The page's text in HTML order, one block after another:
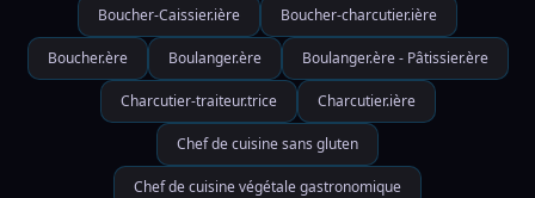
Boucher-Caissier.ière Boucher-charcutier.ière
Boucher.ère Boulanger.ère Boulanger.ère - Pâtissier.ère
Charcutier-traiteur.trice Charcutier.ière
Chef de cuisine sans gluten
Chef de cuisine végétale gastronomique